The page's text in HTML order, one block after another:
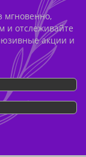
мгновенно,
и отслеживайте
акции и